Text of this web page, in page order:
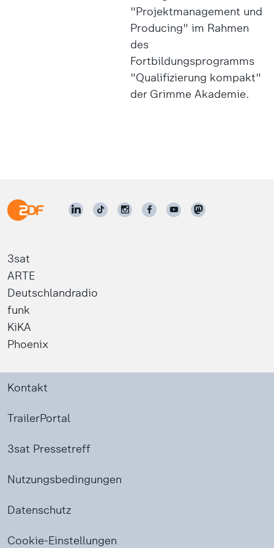
"Projektmanagement und
Producing" im Rahmen
des
Fortbildungsprogramms
"Qualifizierung kompakt"
der Grimme Akademie.
3sat
ARTE
Deutschlandradio
funk
KiKA
Phoenix
Kontakt
TrailerPortal
3sat Pressetreff
Nutzungsbedingungen
Datenschutz
Cookie-Einstellungen